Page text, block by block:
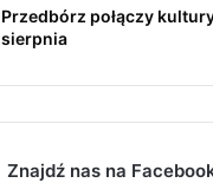
Przedbórz połączy
sierpnia
Znajdź nas na